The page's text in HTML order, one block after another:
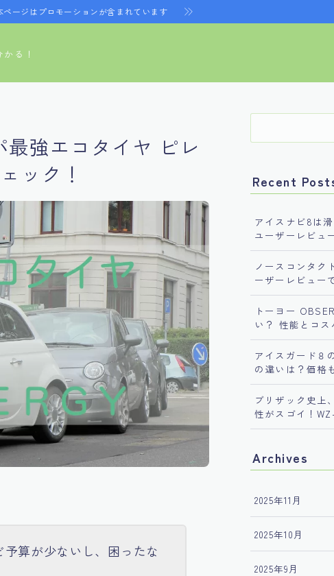
ページはプロモーションが含まれています
る！
強エコタイヤ ピレ
ック！
算が少ないし、困ったな
Recent
アイスナビ8は
ユーザーレビュ
ノースコンタク
ーザーレビュー
トーヨー
い？ 性能とコ
アイスガード８
の違いは？価格
ブリザック史上
性がスゴイ！
Archives
2025年11月
2025年10月
2025年9月